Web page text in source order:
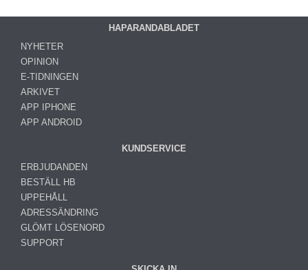
HAPARANDABLADET
NYHETER
OPINION
E-TIDNINGEN
ARKIVET
APP IPHONE
APP ANDROID
KUNDSERVICE
ERBJUDANDEN
BESTÄLL HB
UPPEHÅLL
ADRESSÄNDRING
GLÖMT LÖSENORD
SUPPORT